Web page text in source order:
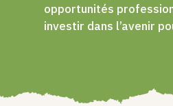
opportunités
investir dans l’avenir